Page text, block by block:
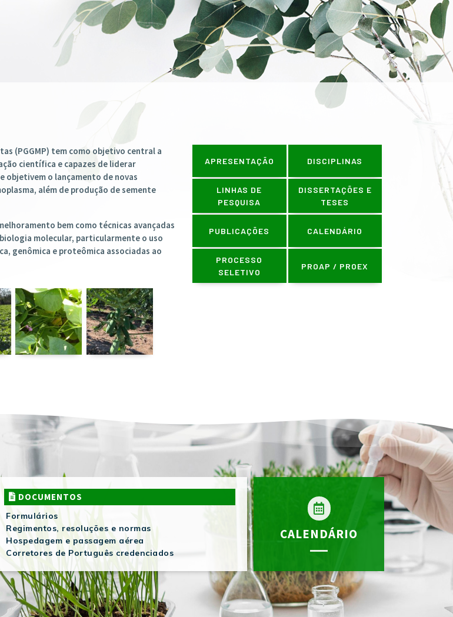
JÁ ESTÁ ABERTO E AS INSCRIÇÕES OCORREM NO PERÍODO DE 1º A
31/05/2026.
CLIQUE ACIMA E SAIBA MAIS
(PGGMP) tem como objetivo central a
científica e capazes de liderar
objetivem o lançamento de novas
além de produção de semente
bem como técnicas avançadas
molecular, particularmente o uso
genômica e proteômica associadas ao
APRESENTAÇÃO DISCIPLINAS
LINHAS DE
PESQUISA
DISSERTAÇÕES E
TESES
PUBLICAÇÕES CALENDÁRIO
PROCESSO
SELETIVO
PROAP / PROEX
DOCUMENTOS
Formulários
Regimentos, resoluções e normas
Hospedagem e passagem aérea
Corretores de Português credenciados
CALENDÁRIO